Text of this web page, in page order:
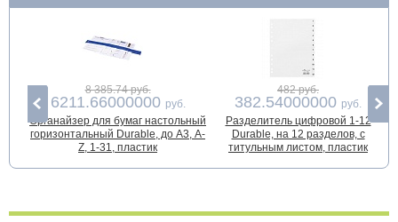
8 385.74 руб.
6211.66000000 руб.
Органайзер для бумаг настольный
горизонтальный Durable, до А3, A-
Z, 1-31, пластик
482 руб.
382.54000000 руб.
Разделитель цифровой 1-12
Durable, на 12 разделов, с
титульным листом, пластик